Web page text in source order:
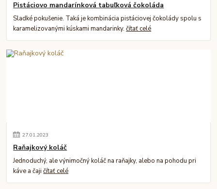
Pistáciovo mandarínková tabuľková čokoláda
Sladké pokušenie. Taká je kombinácia pistáciovej čokolády spolu s
karamelizovanými kúskami mandarinky.čítať celé
27.01.2023
Raňajkový koláč
Jednoduchý, ale výnimočný koláč na raňajky, alebo na pohodu pri
káve a čajičítať celé